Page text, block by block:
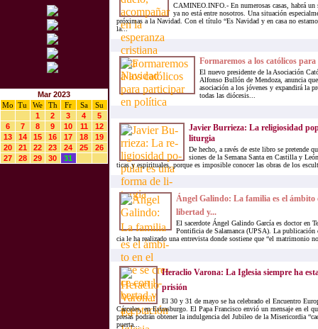
Mar 2023
Mo
Tu We Th Fr Sa
Su
1
2 3 4
5
6
7 8 9 10 11
12
13
14 15 16 17 18
19
20
21 22 23 24 25
26
27
28 29 30 31
CAMINEO.INFO.- En numerosas casas, habrá un
ya no está entre nosotros. Una situación
próximas a la Navidad. Con el título “Es Navidad y en casa no
la...
Formaremos a los católicos
El nuevo presidente de la Asociación
Alfonso Bullón de Mendoza, anuncia
asociación a los jóvenes y expandirá la
todas las diócesis...
Ja­vier Bu­rrie­za: La re­li­gio­si­dad
li­tur­gia
De he­cho, a ra­vés de este li­bro se pre­ten­de
sio­nes de la Se­ma­na San­ta en Cas­ti­lla y
ti­cas y es­pi­ri­tua­les, por­que es im­po­si­ble co­no­cer las obras de los
Ángel Ga­lin­do: La fa­mi­lia es el ám­bi­to
li­ber­tad y...
El sa­cer­do­te Ángel Ga­lin­do Gar­cía es doc­tor en
Pon­ti­fi­cia de Sa­la­man­ca (UPSA). La pu­bli­ca­ción
cia le ha rea­li­za­do una en­tre­vis­ta don­de sos­tie­ne que “el ma­tri­mo­nio
Heraclio Varona: La Iglesia siempre ha
prisión
El 30 y 31 de mayo se ha celebrado el Encuentro
Cárceles, en Estrasburgo. El Papa Francisco envió un mensaje en el
presas podrán obtener la indulgencia del Jubileo de la Misericordia
puerta...